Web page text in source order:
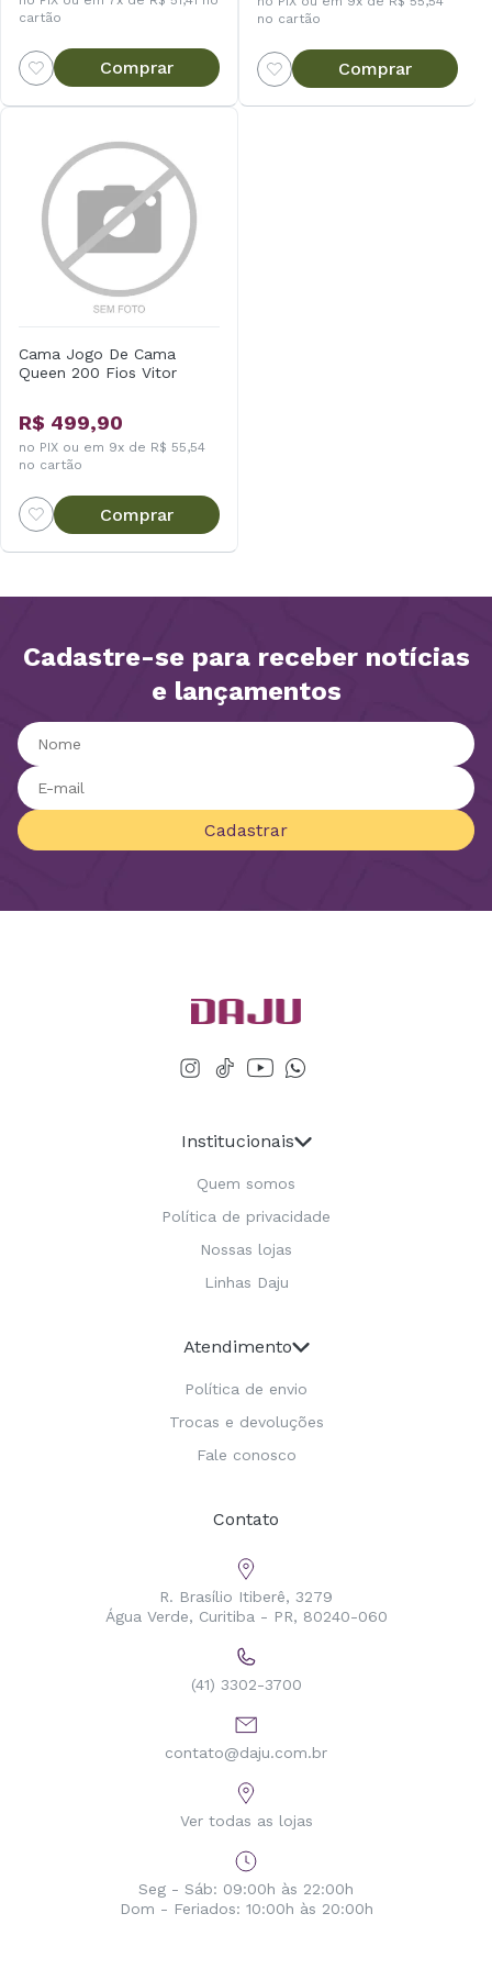
cartão
Comprar
no cartão
Comprar
Cama Jogo De Cama
Queen 200 Fios Vitor
R$ 499,90
no PIX ou em 9x de R$ 55,54
no cartão
Comprar
Cadastre-se para receber notícias
e lançamentos
Cadastrar
Institucionais
Quem somos
Política de privacidade
Nossas lojas
Linhas Daju
Atendimento
Política de envio
Trocas e devoluções
Fale conosco
Contato
R. Brasílio Itiberê, 3279
Água Verde, Curitiba - PR, 80240-060
(41) 3302-3700
contato@daju.com.br
Ver todas as lojas
Seg - Sáb: 09:00h às 22:00h
Dom - Feriados: 10:00h às 20:00h